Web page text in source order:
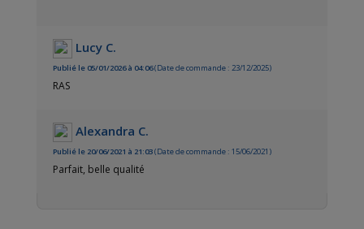
Lucy C.
Publié le 05/01/2026 à 04:06(Date de commande : 23/12/2025)
RAS
Alexandra C.
Publié le 20/06/2021 à 21:03(Date de commande : 15/06/2021)
Parfait, belle qualité